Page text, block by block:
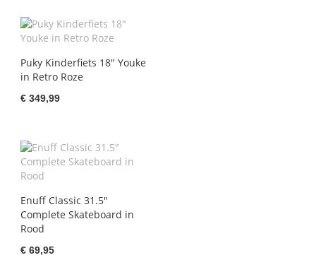
Puky Kinderfiets 18" Youke
in Retro Roze
€ 349,99
Enuff Classic 31.5"
Complete Skateboard in
Rood
€ 69,95